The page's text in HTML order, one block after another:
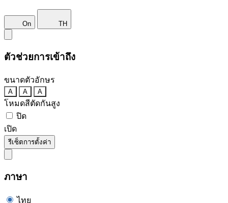
On TH
ตัวช่วยการเข้าถึง
ขนาดตัวอักษร
A A A
โหมดสีตัดกันสูง
ปิด
เปิด
รีเซ็ตการตั้งค่า
ภาษา
ไทย